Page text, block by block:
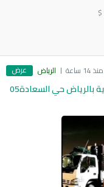
$
منذ 14 ساعة الرياض عرض
دينا توصيل تخاذ اثاث الى جمعية خيرية بالرياض حي السعادة05